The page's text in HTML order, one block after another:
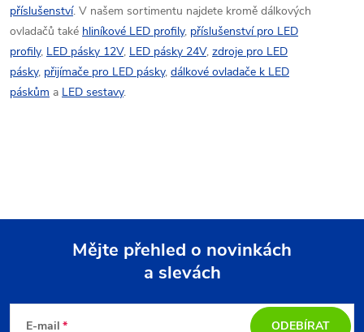
příslušenství. V našem sortimentu najdete kromě dálkových
ovladačů také hliníkové LED profily, příslušenství pro LED
profily, LED pásky 12V, LED pásky 24V, zdroje pro LED
pásky, přijímače pro LED pásky, dálkové ovladače k LED
páskům a LED sestavy.
Mějte přehled o novinkách
a slevách
E-mail ODEBÍRAT